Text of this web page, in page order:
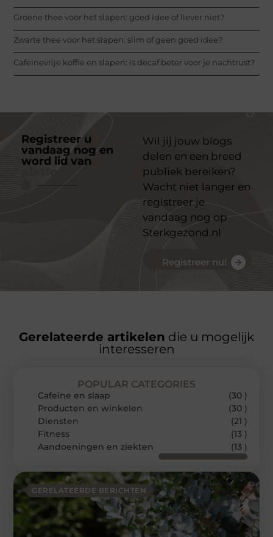
Groene thee voor het slapen: goed idee of liever niet?
Zwarte thee voor het slapen: slim of geen goed idee?
Cafeïnevrije koffie en slapen: is decaf beter voor je nachtrust?
Registreer u
vandaag nog en
word lid van
Wil jij jouw blogs
delen en een breed
publiek bereiken?
Wacht niet langer en
registreer je
vandaag nog op
Sterkgezond.nl
Registreer nu!
Gerelateerde artikelen die u mogelijk
interesseren
GERELATEERDE BERICHTEN
POPULAR CATEGORIES
Cafeïne en slaap
(30 )
Producten en winkelen
(30 )
Diensten
(21 )
Fitness
(13 )
Aandoeningen en ziekten
(13 )